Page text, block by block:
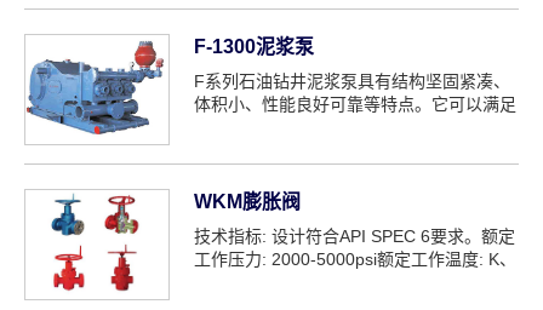
F-1300泥浆泵
F系列石油钻井泥浆泵具有结构坚固紧凑、
体积小、性能良好可靠等特点。它可以满足
WKM膨胀阀
技术指标: 设计符合API SPEC 6要求。额定
工作压力: 2000-5000psi额定工作温度: K、